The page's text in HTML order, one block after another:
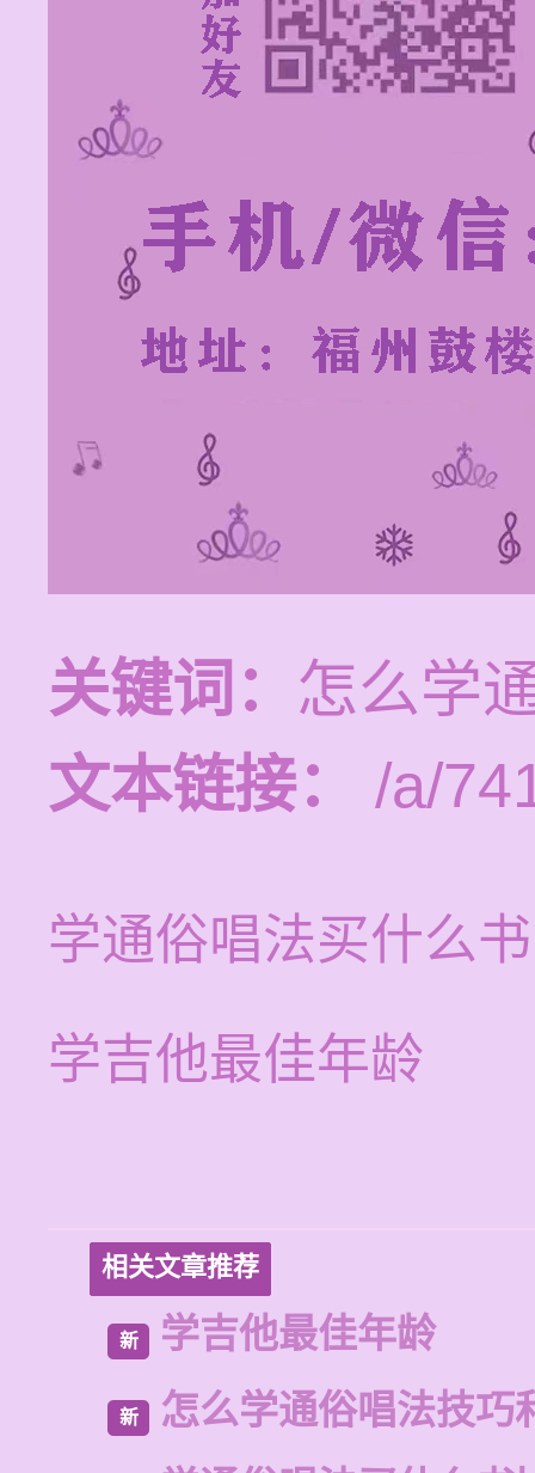
关键词： 怎么学
文本链接：
/a/
学通俗唱法买什么
学吉他最佳年龄
相关文章推荐
新 学吉他最佳年龄
新
怎么学通俗唱法技巧